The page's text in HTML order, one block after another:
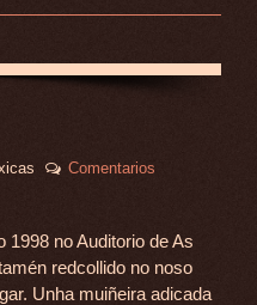
Comentarios
no Auditorio de As
redcollido no noso
Unha muiñeira adicada